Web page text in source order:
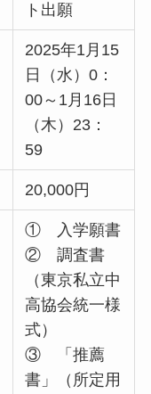
ト出願
2025年1月15
日（水）0：
00～1月16日
（木）23：
59
20,000円
① 入学願書
② 調査書
（東京私立中
高協会統一様
式）
③ 「推薦
書」（所定用